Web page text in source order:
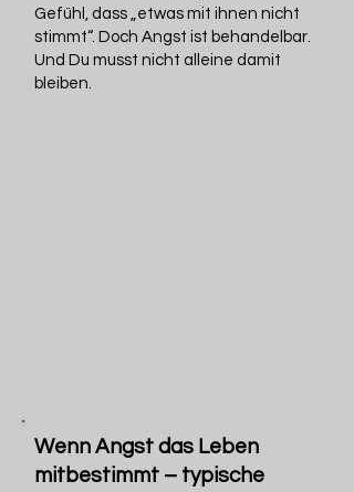
Gefühl, dass „etwas mit ihnen nicht
stimmt“. Doch Angst ist behandelbar.
Und Du musst nicht alleine damit
bleiben.
Wenn Angst das Leben
mitbestimmt – typische